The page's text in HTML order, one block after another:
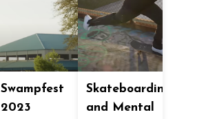
Swampfest
2023
Skateboarding
and Mental